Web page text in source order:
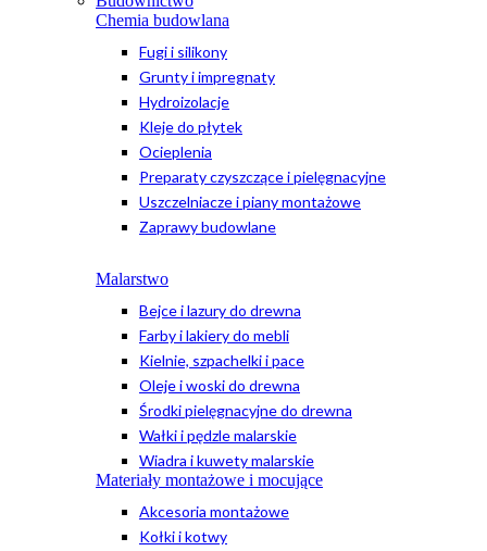
Chemia budowlana
Fugi i silikony
Grunty i impregnaty
Hydroizolacje
Kleje do płytek
Ocieplenia
Preparaty czyszczące i pielęgnacyjne
Uszczelniacze i piany montażowe
Zaprawy budowlane
Malarstwo
Bejce i lazury do drewna
Farby i lakiery do mebli
Kielnie, szpachelki i pace
Oleje i woski do drewna
Środki pielęgnacyjne do drewna
Wałki i pędzle malarskie
Wiadra i kuwety malarskie
Materiały montażowe i mocujące
Akcesoria montażowe
Kołki i kotwy